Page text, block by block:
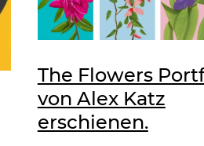
The Flowers
von Alex Katz
erschienen.